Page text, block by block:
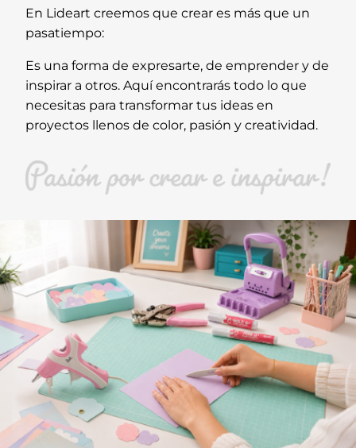
En Lideart creemos que crear es más que un
pasatiempo:
Es una forma de expresarte, de emprender y de
inspirar a otros. Aquí encontrarás todo lo que
necesitas para transformar tus ideas en
proyectos llenos de color, pasión y creatividad.